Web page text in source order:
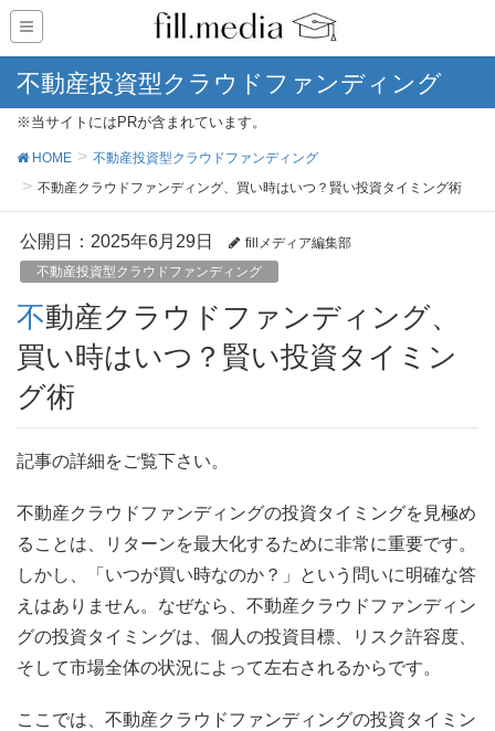
不動産投資型クラウドファンディング
※当サイトにはPRが含まれています。
HOME
不動産投資型クラウドファンディング
不動産クラウドファンディング、買い時はいつ？賢い投資タイミング術
公開日： 2025年6月29日
fillメディア編集部
不動産投資型クラウドファンディング
不動産クラウドファンディング、
買い時はいつ？賢い投資タイミン
グ術
記事の詳細をご覧下さい。
不動産クラウドファンディングの投資タイミングを見極め
ることは、リターンを最大化するために非常に重要です。
しかし、「いつが買い時なのか？」という問いに明確な答
えはありません。なぜなら、不動産クラウドファンディン
グの投資タイミングは、個人の投資目標、リスク許容度、
そして市場全体の状況によって左右されるからです。
ここでは、不動産クラウドファンディングの投資タイミン